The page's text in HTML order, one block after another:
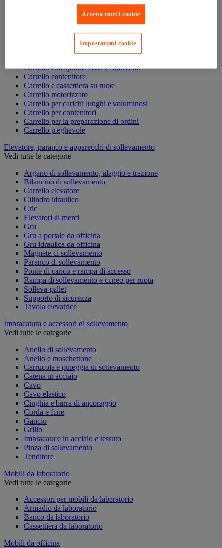
Accessori per carrello
Carrello a livello costante
Carrello a piattaforma
Carrello a rimorchio
Carrello con pareti a griglia
Carrello con sponda fissa e rimovibile
Carrello contenitore
Carrello e cassettiera su ruote
Carrello motorizzato
Carrello per carichi lunghi e voluminosi
Carrello per contenitori
Carrello per la preparazione di ordini
Carrello pieghevole
Elevatore, paranco e apparecchi di sollevamento
Vedi tutte le categorie
Argano di sollevamento, alaggio e trazione
Bilancino di sollevamento
Carrello elevatore
Cilindro idraulico
Cric
Elevatori di merci
Gru
Gru a portale da officina
Gru idraulica da officina
Magnete di sollevamento
Paranco di sollevamento
Ponte di carico e rampa di accesso
Rampa di sollevamento e cuneo per ruota
Solleva-pallet
Supporto di sicurezza
Tavola elevatrice
Imbracatura e accessori di sollevamento
Vedi tutte le categorie
Anello di sollevamento
Anello e moschettone
Carrucola e puleggia di sollevamento
Catena in acciaio
Cavo
Cavo elastico
Cinghia e barra di ancoraggio
Corda e fune
Gancio
Grillo
Imbracature in acciaio e tessuto
Pinza di sollevamento
Tenditore
Mobili da laboratorio
Vedi tutte le categorie
Accessori per mobili da laboratorio
Armadio da laboratorio
Banco da laboratorio
Cassettiera da laboratorio
Mobili da officina
Accetta tutti i cookie
Impostazioni cookie